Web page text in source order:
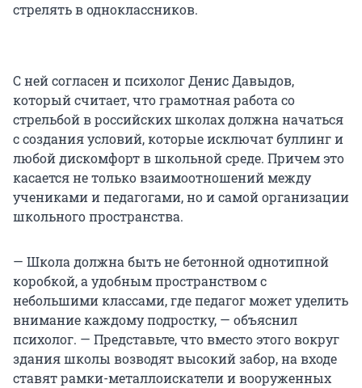
стрелять в одноклассников.
С ней согласен и психолог Денис Давыдов,
который считает, что грамотная работа со
стрельбой в российских школах должна начаться
с создания условий, которые исключат буллинг и
любой дискомфорт в школьной среде. Причем это
касается не только взаимоотношений между
учениками и педагогами, но и самой организации
школьного пространства.
— Школа должна быть не бетонной однотипной
коробкой, а удобным пространством с
небольшими классами, где педагог может уделить
внимание каждому подростку, — объяснил
психолог. — Представьте, что вместо этого вокруг
здания школы возводят высокий забор, на входе
ставят рамки-металлоискатели и вооруженных